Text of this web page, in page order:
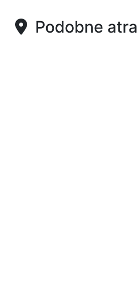
Podobne